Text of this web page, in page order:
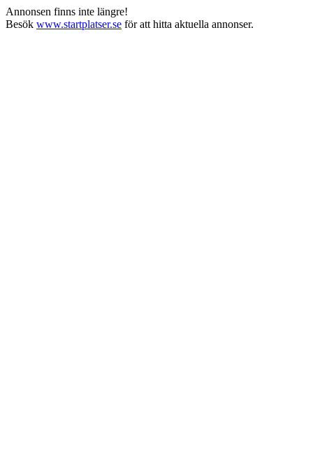
Annonsen finns inte längre!
Besök www.startplatser.se för att hitta aktuella annonser.